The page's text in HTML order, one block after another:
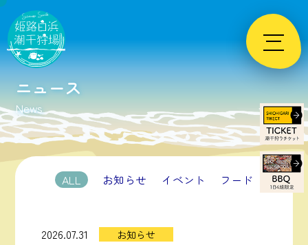
Skip
content
ニュース
News
ALL お知らせ イベント フード
2026.07.31 お知らせ